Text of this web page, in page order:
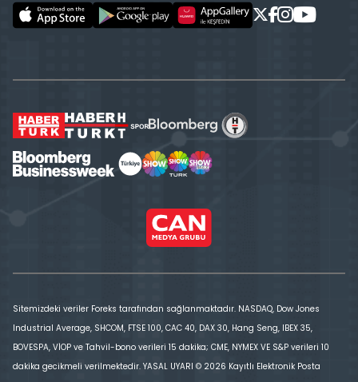
Sitemizdeki veriler Foreks tarafından sağlanmaktadır. NASDAQ, Dow Jones
Industrial Average, SHCOM, FTSE 100, CAC 40, DAX 30, Hang Seng, IBEX 35,
BOVESPA, VİOP ve Tahvil-bono verileri 15 dakika; CME, NYMEX VE S&P verileri 10
dakika gecikmeli verilmektedir. YASAL UYARI © 2026 Kayıtlı Elektronik Posta